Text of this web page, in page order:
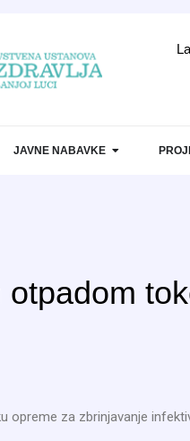
JAVNE NABAVKE
za zbrinjavanje